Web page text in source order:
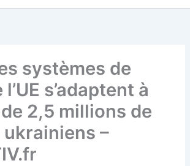
systèmes de
s’adaptent à
de 2,5 millions de
–